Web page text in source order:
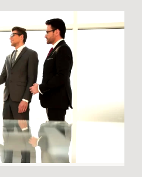
en los niveles
una serie de buenas